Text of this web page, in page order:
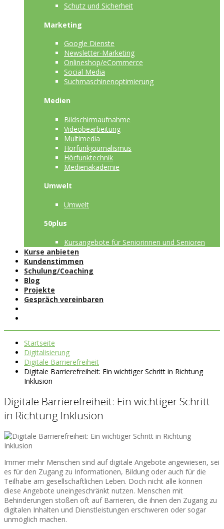
Schutz und Sicherheit
Marketing
Google Dienste
Newsletter-Marketing
Onlineshop/eCommerce
Social Media
Suchmaschinenoptimierung
Medien
Bildschirmaufnahme
Videobearbeitung
Multimedia
Hörfunkjournalismus
Hörfunktechnik
Medienakademie
Umwelt
Umwelt
50plus
Kursangebote für Seniorinnen und Senioren
Kurse anbieten
Kundenstimmen
Schulung/Coaching
Blog
Projekte
Gespräch vereinbaren
Startseite
Digitalisierung
Digitale Barrierefreiheit
Digitale Barrierefreiheit: Ein wichtiger Schritt in Richtung
Inklusion
Digitale Barrierefreiheit: Ein wichtiger Schritt
in Richtung Inklusion
Immer mehr Menschen sind auf digitale Angebote angewiesen, sei
es für den Zugang zu Informationen, Bildung oder auch für die
Teilhabe am gesellschaftlichen Leben. Doch nicht alle können
diese Angebote uneingeschränkt nutzen. Menschen mit
Behinderungen stoßen oft auf Barrieren, die ihnen den Zugang zu
digitalen Inhalten und Dienstleistungen erschweren oder sogar
unmöglich machen.